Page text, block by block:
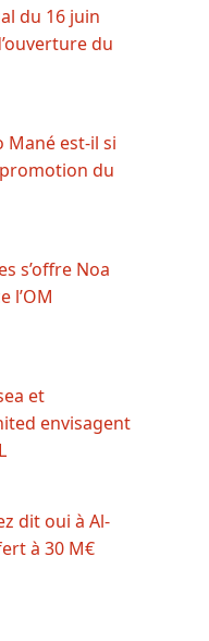
du 16 juin
du
Mané est-il si
du
s’offre Noa
l’OM
et
envisagent
dit oui à Al-
à 30 M€